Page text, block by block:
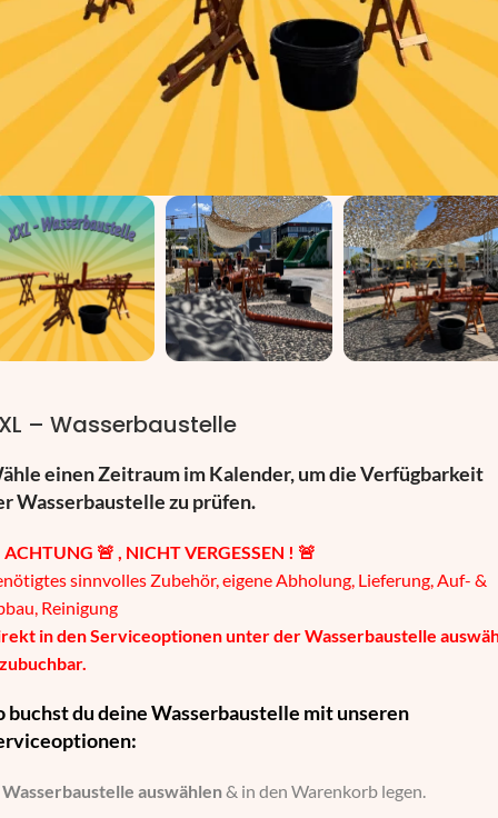
– Wasserbaustelle
einen Zeitraum im Kalender, um die Verfügbarkeit
Wasserbaustelle zu prüfen.
ACHTUNG 🚨 , NICHT VERGESSEN ! 🚨
sinnvolles Zubehör, eigene Abholung, Lieferung, Auf- &
Reinigung
in den Serviceoptionen unter der Wasserbaustelle
buchst du deine Wasserbaustelle mit unseren
Wasserbaustelle auswählen& in den Warenkorb legen.